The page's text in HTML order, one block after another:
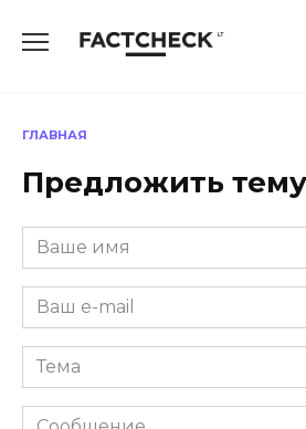
ГЛАВНАЯ
Предложить тему